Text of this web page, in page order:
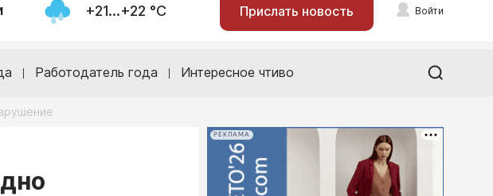
+21...+22 °С Прислать новость Войти
Работодатель года Интересное чтиво
РЕКЛАМА